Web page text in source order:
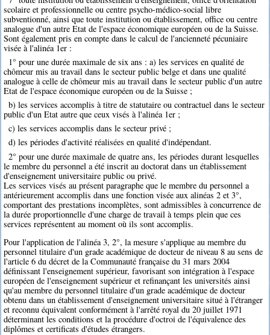
scolaire et professionnelle ou centre psycho-médico-social libre
subventionné, ainsi que toute institution ou établissement, office ou centre
analogue d'un autre Etat de l'espace économique européen ou de la Suisse.
Sont également pris en compte dans le calcul de l'ancienneté pécuniaire
visée à l'alinéa 1er :
1° pour une durée maximale de six ans : a) les services en qualité de
chômeur mis au travail dans le secteur public belge et dans une qualité
analogue à celle de chômeur mis au travail dans le secteur public d'un autre
Etat de l'espace économique européen ou de la Suisse ;
b) les services accomplis à titre de statutaire ou contractuel dans le secteur
public d'un Etat autre que ceux visés à l'alinéa 1er ;
c) les services accomplis dans le secteur privé ;
d) les périodes d'activité réalisées en qualité d'indépendant.
2° pour une durée maximale de quatre ans, les périodes durant lesquelles
le membre du personnel a été inscrit au doctorat dans un établissement
d'enseignement universitaire public ou privé.
Les services visés au présent paragraphe que le membre du personnel a
antérieurement accomplis dans une fonction visée aux alinéas 2 et 3°,
comportant des prestations incomplètes, sont admissibles à concurrence de
la durée proportionnelle d'une charge de travail à temps plein que ces
services représentent au moment où ils sont accomplis.
Pour l'application de l'alinéa 3, 2°, la mesure s'applique au membre du
personnel titulaire d'un grade académique de docteur de niveau 8 au sens de
l'article 6 du décret de la Communauté française du 31 mars 2004
définissant l'enseignement supérieur, favorisant son intégration à l'espace
européen de l'enseignement supérieur et refinançant les universités ainsi
qu'au membre du personnel titulaire d'un grade académique de docteur
obtenu dans un établissement d'enseignement universitaire situé à l'étranger
et reconnu équivalent conformément à l'arrêté royal du 20 juillet 1971
déterminant les conditions et la procédure d'octroi de l'équivalence des
diplômes et certificats d'études étrangers.